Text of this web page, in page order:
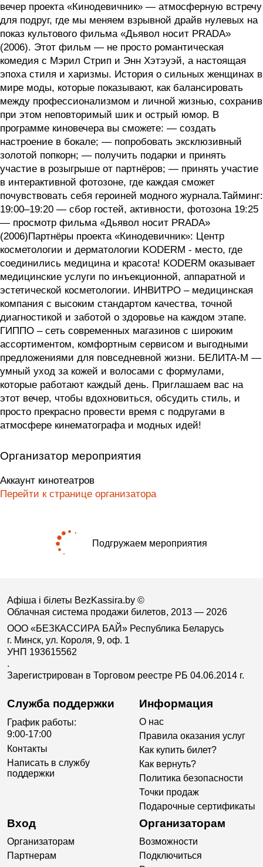
вечер проекта «Кинодевичник» — атмосферную встречу
для подруг, где мы меняем взрывной драйв нулевых на
показ культового фильма «Дьявол носит PRADA»
(2006). Этот фильм — не просто романтическая
комедия с Мэрил Стрип и Энн Хэтэуэй, а настоящая
эпоха стиля и харизмы. История о сильных женщинах в
мире моды, которые показывают, как балансировать
между профессионализмом и личной жизнью, сохранив
при этом неповторимый шик и острый юмор. В
программе киновечера вы сможете: — создать
настроение в бокале; — попробовать эксклюзивный
золотой попкорн; — получить подарки и принять
участие в розыгрыше от партнёров; — принять участие
в интерактивной фотозоне, где каждая сможет
почувствовать себя героиней модного журнала.Тайминг:
19:00–19:20 — сбор гостей, активности, фотозона 19:25
— просмотр фильма «Дьявол носит PRADA»
(2006)Партнёры проекта «Кинодевичник»: Центр
косметологии и дерматологии KODERM - место, где
соединились медицина и красота! KODERM оказывает
медицинские услуги по инъекционной, аппаратной и
эстетической косметологии. ИНВИТРО – медицинская
компания с высоким стандартом качества, точной
диагностикой и заботой о здоровье на каждом этапе.
ГИППО – сеть современных магазинов с широким
ассортиментом, комфортным сервисом и выгодными
предложениями для повседневной жизни. БЕЛИТА-М —
умный уход за кожей и волосами с формулами,
которые работают каждый день. Приглашаем вас на
этот вечер, чтобы вдохновиться, обсудить стиль, и
просто прекрасно провести время с подругами в
атмосфере кинематографа и модных идей!
Организатор мероприятия
Аккаунт кинотеатров
Перейти к странице организатора
Подгружаем мероприятия
Афіша і білеты BezKassira.by ©
Облачная система продажи билетов, 2013 — 2026
ООО «БЕЗКАССИРА БАЙ» Республика Беларусь
г. Минск, ул. Короля, 9, оф. 1
УНП 193615562
.
Зарегистрирован в Торговом реестре РБ 04.06.2014 г.
Служба поддержки
График работы:
9:00-17:00
Контакты
Написать в службу
поддержки
Информация
О нас
Правила оказания услуг
Как купить билет?
Как вернуть?
Политика безопасности
Точки продаж
Подарочные сертификаты
Вход
Организаторам
Партнерам
Организаторам
Возможности
Подключиться